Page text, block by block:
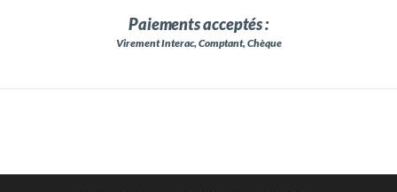
Paiements acceptés :
Virement Interac, Comptant, Chèque